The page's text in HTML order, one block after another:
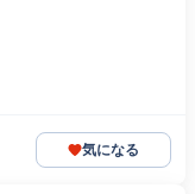
気になる